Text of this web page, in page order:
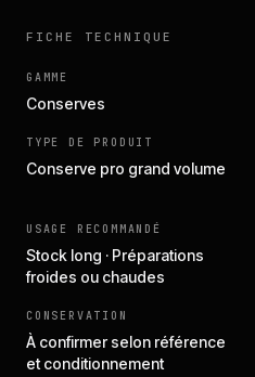
FICHE TECHNIQUE
GAMME
Conserves
TYPE DE PRODUIT
Conserve pro grand volume
USAGE RECOMMANDÉ
Stock long · Préparations
froides ou chaudes
CONSERVATION
À confirmer selon référence
et conditionnement